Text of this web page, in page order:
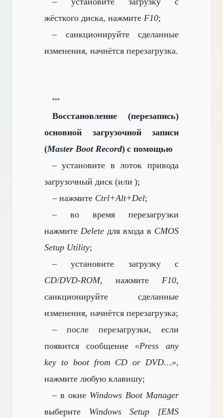
жёсткого диска, нажмите F10;
– санкционируйте сделанные
изменения, начнётся перезагрузка.
***
Восстановление (перезапись)
основной загрузочной записи
(Master Boot Record) с помощью
– установите в лоток привода
загрузочный диск (или );
– нажмите Ctrl+Alt+Del;
– во время перезагрузки
нажмите Delete для входа в CMOS
Setup Utility;
– установите загрузку с
CD/DVD-ROM, нажмите F10,
санкционируйте сделанные
изменения, начнётся перезагрузка;
– после перезагрузки, если
появится сообщение «Press any
key to boot from CD or DVD…»,
нажмите любую клавишу;
– в окне Windows Boot Manager
выберите Windows Setup [EMS